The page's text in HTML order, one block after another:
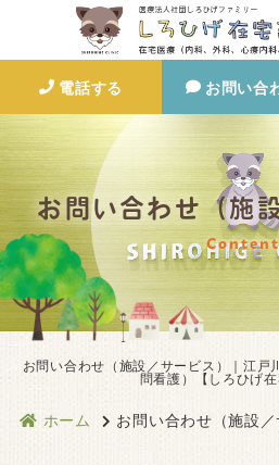
電話する お問い合
お問い合わせ（施
お問い合わせ（施設／サービス）｜江戸
問看護）【しろひげ
ホーム お問い合わせ（施設／